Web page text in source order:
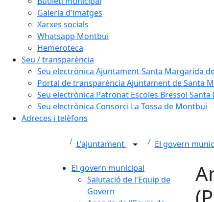
Galeria d'imatges
Xarxes socials
Whatsapp Montbui
Hemeroteca
Seu / transparència
Seu electrònica Ajuntament Santa Margarida
Portal de transparència Ajuntament de Santa
Seu electrònica Patronat Escoles Bressol
Seu electrònica Consorci La Tossa de Montbui
Adreces i telèfons
L'ajuntament El govern
El govern municipal
Salutació de l'Equip de
Govern